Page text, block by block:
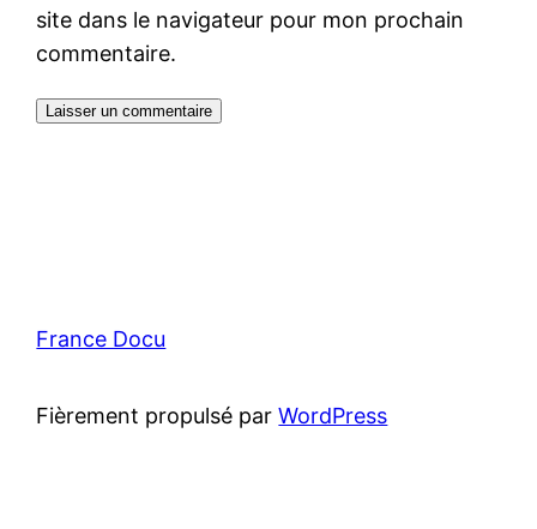
site dans le navigateur pour mon prochain
commentaire.
France Docu
Fièrement propulsé parWordPress